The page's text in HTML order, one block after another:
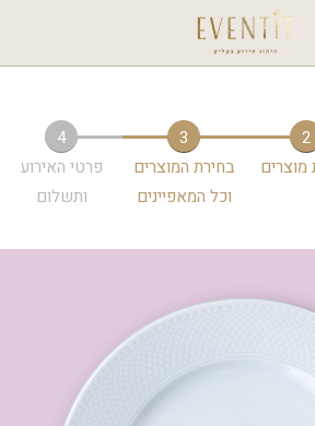
2
מוצרים
3
בחירת המוצרים
וכל המאפיינים
4
פרטי האירוע
ותשלום